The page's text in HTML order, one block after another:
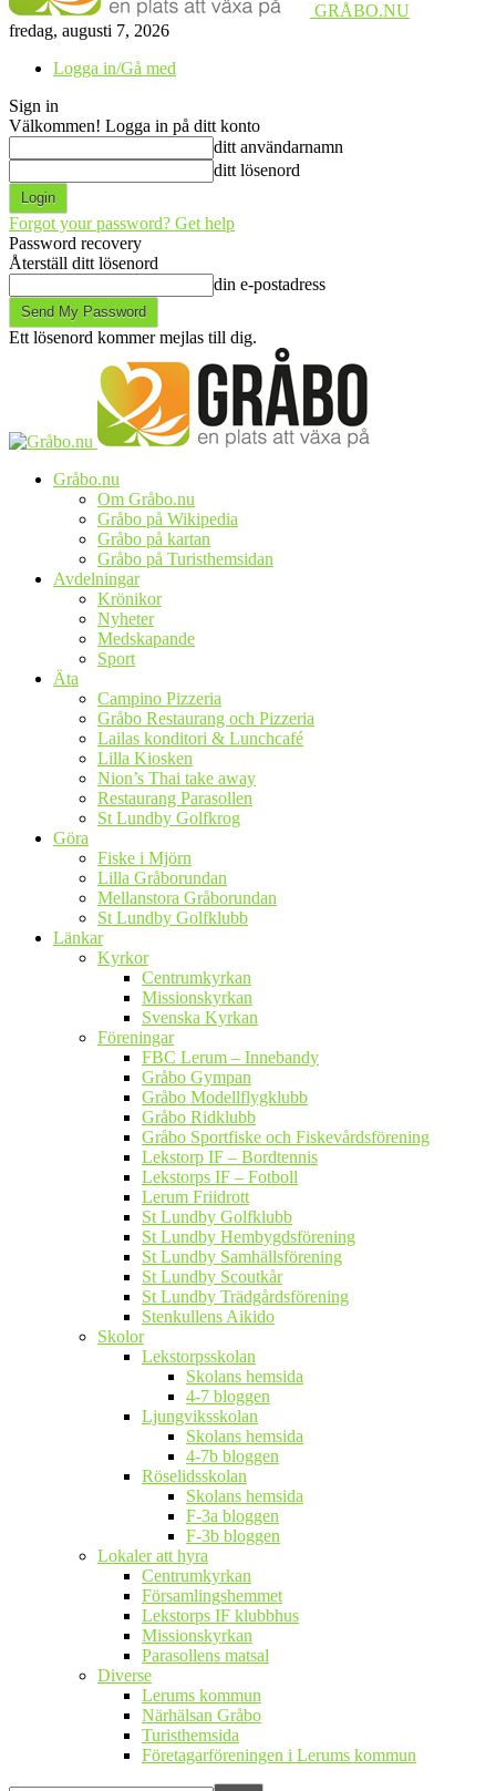
GRÅBO.NU
fredag, augusti 7, 2026
Logga in/Gå med
Sign in
Välkommen! Logga in på ditt konto
ditt användarnamn
ditt lösenord
Forgot your password? Get help
Password recovery
Återställ ditt lösenord
din e-postadress
Ett lösenord kommer mejlas till dig.
Gråbo.nu
Om Gråbo.nu
Gråbo på Wikipedia
Gråbo på kartan
Gråbo på Turisthemsidan
Avdelningar
Krönikor
Nyheter
Medskapande
Sport
Äta
Campino Pizzeria
Gråbo Restaurang och Pizzeria
Lailas konditori & Lunchcafé
Lilla Kiosken
Nion’s Thai take away
Restaurang Parasollen
St Lundby Golfkrog
Göra
Fiske i Mjörn
Lilla Gråborundan
Mellanstora Gråborundan
St Lundby Golfklubb
Länkar
Kyrkor
Centrumkyrkan
Missionskyrkan
Svenska Kyrkan
Föreningar
FBC Lerum – Innebandy
Gråbo Gympan
Gråbo Modellflygklubb
Gråbo Ridklubb
Gråbo Sportfiske och Fiskevårdsförening
Lekstorp IF – Bordtennis
Lekstorps IF – Fotboll
Lerum Friidrott
St Lundby Golfklubb
St Lundby Hembygdsförening
St Lundby Samhällsförening
St Lundby Scoutkår
St Lundby Trädgårdsförening
Stenkullens Aikido
Skolor
Lekstorpsskolan
Skolans hemsida
4-7 bloggen
Ljungviksskolan
Skolans hemsida
4-7b bloggen
Röselidsskolan
Skolans hemsida
F-3a bloggen
F-3b bloggen
Lokaler att hyra
Centrumkyrkan
Församlingshemmet
Lekstorps IF klubbhus
Missionskyrkan
Parasollens matsal
Diverse
Lerums kommun
Närhälsan Gråbo
Turisthemsida
Företagarföreningen i Lerums kommun